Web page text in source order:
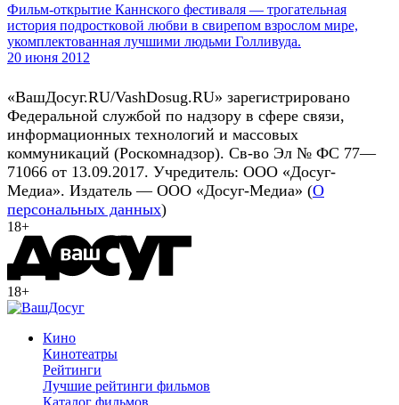
Фильм-открытие Каннского фестиваля — трогательная
история подростковой любви в свирепом взрослом мире,
укомплектованная лучшими людьми Голливуда.
20 июня 2012
«ВашДосуг.RU/VashDosug.RU» зарегистрировано
Федеральной службой по надзору в сфере связи,
информационных технологий и массовых
коммуникаций (Роскомнадзор). Св-во Эл № ФС 77—
71066 от 13.09.2017. Учредитель: ООО «Досуг-
Медиа». Издатель — ООО «Досуг-Медиа» (О
персональных данных)
18+
18+
Кино
Кинотеатры
Рейтинги
Лучшие рейтинги фильмов
Каталог фильмов